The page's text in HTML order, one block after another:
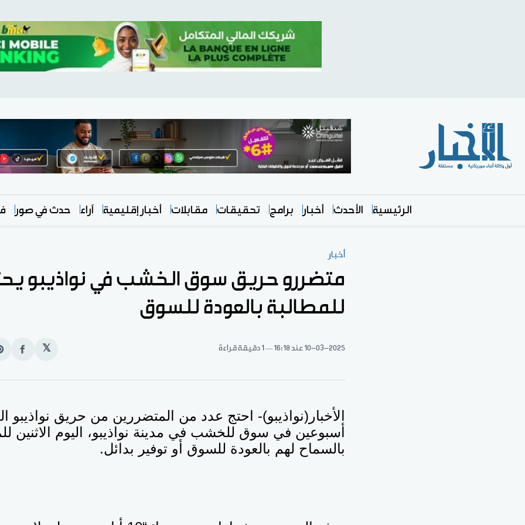
الرئيسية الأحدث أخبار برامج تحقيقات مقابلات أخبار إقليمية آراء حدث في صور
أخبار
متضررو حريق سوق الخشب في نواذيبو
للمطالبة بالعودة للسوق
10-03-2025 عند 16:18 1 دقيقة قراءة 𝕏
انشر
الأخبار(نواذيبو)- احتج عدد من المتضررين من حريق
أسبوعين في سوق للخشب في مدينة نواذيبو، اليوم الاثنين
بالسماح لهم بالعودة للسوق أو توفير بدائل.